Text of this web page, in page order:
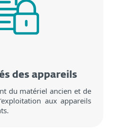
des appareils
du matériel ancien et de
aux appareils